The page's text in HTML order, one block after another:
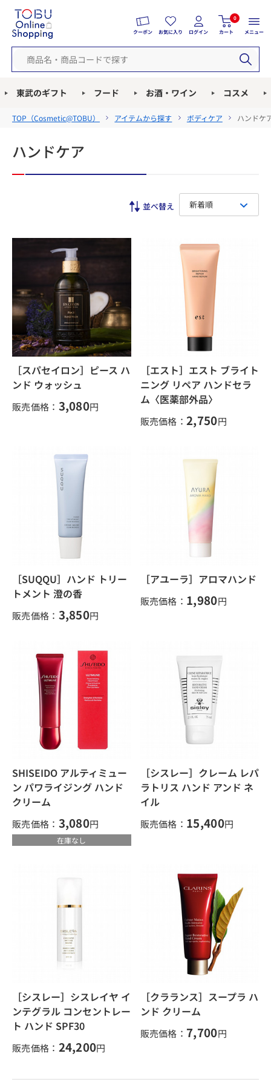
クーポン お気に入り ログイン
0
カート メニュー
東武のギフト フード お酒・ワイン コスメ
TOP（Cosmetic@TOBU） アイテムから探す ボディケア ハンドケ
ハンドケア
新着順
［スパセイロン］ピース ハ
ンド ウォッシュ
販売価格： 3,080円
［エスト］エスト ブライト
ニング リペア ハンドセラ
ム〈医薬部外品〉
販売価格： 2,750円
［SUQQU］ハンド トリー
トメント 澄の香
販売価格： 3,850円
［アユーラ］アロマハンド
販売価格： 1,980円
SHISEIDO アルティミュー
ン パワライジング ハンド
クリーム
販売価格： 3,080円
在庫なし
［シスレー］クレーム レパ
ラトリス ハンド アンド ネ
イル
販売価格： 15,400円
［シスレー］シスレイヤ イ
ンテグラル コンセントレー
ト ハンド SPF30
販売価格： 24,200円
［クラランス］スープラ ハ
ンド クリーム
販売価格： 7,700円